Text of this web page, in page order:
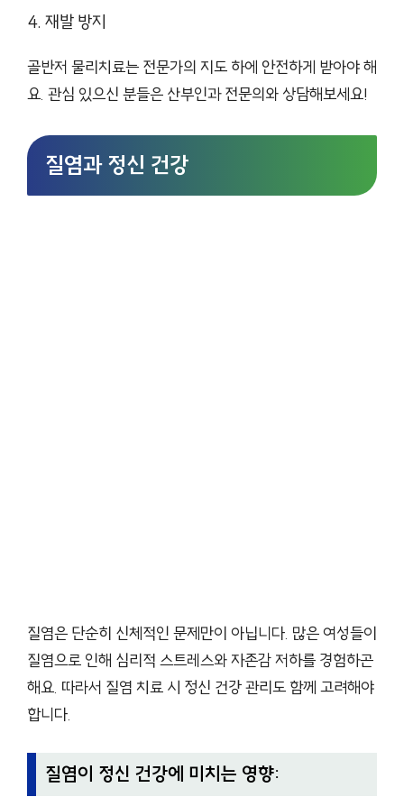
재발 방지
골반저 물리치료는 전문가의 지도 하에 안전하게 받아야 해
요. 관심 있으신 분들은 산부인과 전문의와 상담해보세요!
질염과 정신 건강
질염은 단순히 신체적인 문제만이 아닙니다. 많은 여성들이
질염으로 인해 심리적 스트레스와 자존감 저하를 경험하곤
해요. 따라서 질염 치료 시 정신 건강 관리도 함께 고려해야
합니다.
질염이 정신 건강에 미치는 영향: